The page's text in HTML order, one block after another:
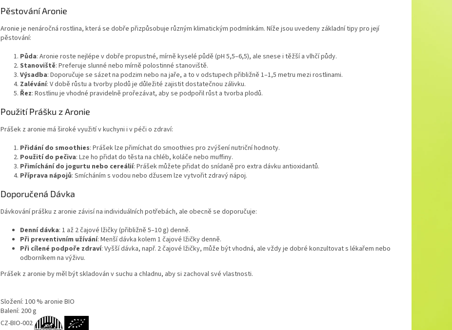
Pěstování Aronie
Aronie je nenáročná rostlina, která se dobře přizpůsobuje různým klimatickým podmínkám. Níže jsou uvedeny základní tipy pro její
pěstování:
Půda: Aronie roste nejlépe v dobře propustné, mírně kyselé půdě (pH 5,5–6,5), ale snese i těžší a vlhčí půdy.
Stanoviště: Preferuje slunné nebo mírně polostinné stanoviště.
Výsadba: Doporučuje se sázet na podzim nebo na jaře, a to v odstupech přibližně 1–1,5 metru mezi rostlinami.
Zalévání: V době růstu a tvorby plodů je důležité zajistit dostatečnou zálivku.
Řez: Rostlinu je vhodné pravidelně prořezávat, aby se podpořil růst a tvorba plodů.
Použití Prášku z Aronie
Prášek z aronie má široké využití v kuchyni i v péči o zdraví:
Přidání do smoothies: Prášek lze přimíchat do smoothies pro zvýšení nutriční hodnoty.
Použití do pečiva: Lze ho přidat do těsta na chléb, koláče nebo muffiny.
Přimíchání do jogurtu nebo cereálií: Prášek můžete přidat do snídaně pro extra dávku antioxidantů.
Příprava nápojů: Smícháním s vodou nebo džusem lze vytvořit zdravý nápoj.
Doporučená Dávka
Dávkování prášku z aronie závisí na individuálních potřebách, ale obecně se doporučuje:
Denní dávka: 1 až 2 čajové lžičky (přibližně 5–10 g) denně.
Při preventivním užívání: Menší dávka kolem 1 čajové lžičky denně.
Při cílené podpoře zdraví: Vyšší dávka, např. 2 čajové lžičky, může být vhodná, ale vždy je dobré konzultovat s lékařem nebo
odborníkem na výživu.
Prášek z aronie by měl být skladován v suchu a chladnu, aby si zachoval své vlastnosti.
Složení: 100 % aronie BIO
Balení: 200 g
CZ-BIO-002